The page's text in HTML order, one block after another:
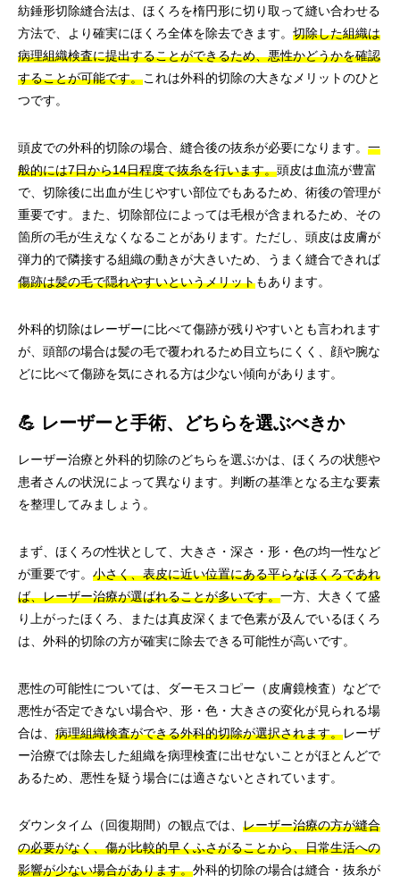
紡錘形切除縫合法は、ほくろを楕円形に切り取って縫い合わせる
方法で、より確実にほくろ全体を除去できます。 切除した組織は
病理組織検査に提出することができるため、悪性かどうかを確認
することが可能です。これは外科的切除の大きなメリットのひと
つです。
頭皮での外科的切除の場合、縫合後の抜糸が必要になります。 一
般的には7日から14日程度で抜糸を行います。頭皮は血流が豊富
で、切除後に出血が生じやすい部位でもあるため、術後の管理が
重要です。また、切除部位によっては毛根が含まれるため、その
箇所の毛が生えなくなることがあります。ただし、頭皮は皮膚が
弾力的で隣接する組織の動きが大きいため、うまく縫合できれば
傷跡は髪の毛で隠れやすいというメリットもあります。
外科的切除はレーザーに比べて傷跡が残りやすいとも言われます
が、頭部の場合は髪の毛で覆われるため目立ちにくく、顔や腕な
どに比べて傷跡を気にされる方は少ない傾向があります。
💪 レーザーと手術、どちらを選ぶべきか
レーザー治療と外科的切除のどちらを選ぶかは、ほくろの状態や
患者さんの状況によって異なります。判断の基準となる主な要素
を整理してみましょう。
まず、ほくろの性状として、大きさ・深さ・形・色の均一性など
が重要です。 小さく、表皮に近い位置にある平らなほくろであれ
ば、レーザー治療が選ばれることが多いです。一方、大きくて盛
り上がったほくろ、または真皮深くまで色素が及んでいるほくろ
は、外科的切除の方が確実に除去できる可能性が高いです。
悪性の可能性については、ダーモスコピー（皮膚鏡検査）などで
悪性が否定できない場合や、形・色・大きさの変化が見られる場
合は、 病理組織検査ができる外科的切除が選択されます。レーザ
ー治療では除去した組織を病理検査に出せないことがほとんどで
あるため、悪性を疑う場合には適さないとされています。
ダウンタイム（回復期間）の観点では、 レーザー治療の方が縫合
の必要がなく、傷が比較的早くふさがることから、日常生活への
影響が少ない場合があります。外科的切除の場合は縫合・抜糸が